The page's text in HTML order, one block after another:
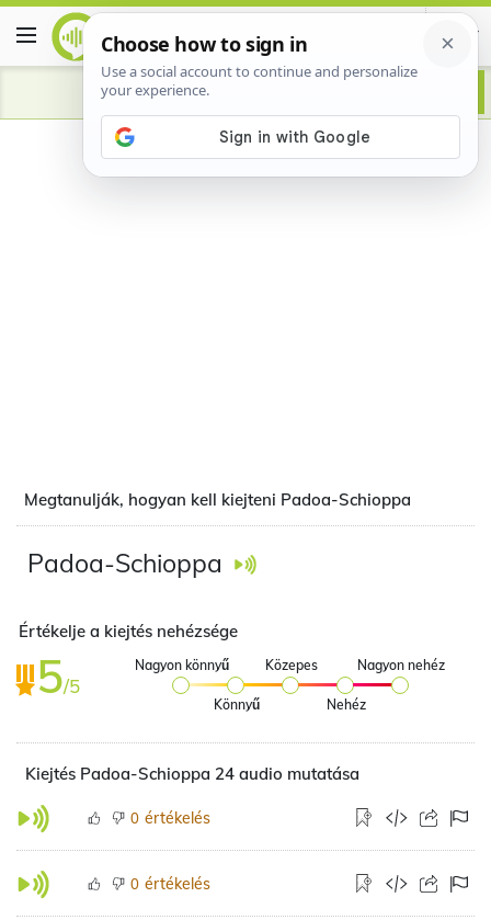
Advertisement
Megtanulják, hogyan kell kiejteni Padoa-Schioppa
Padoa-Schioppa
Értékelje a kiejtés nehézsége
5/5
Nagyon könnyű
Könnyű
Közepes
Nehéz
Nagyon nehéz
Kiejtés Padoa-Schioppa 24 audio mutatása
0 értékelés
0 értékelés